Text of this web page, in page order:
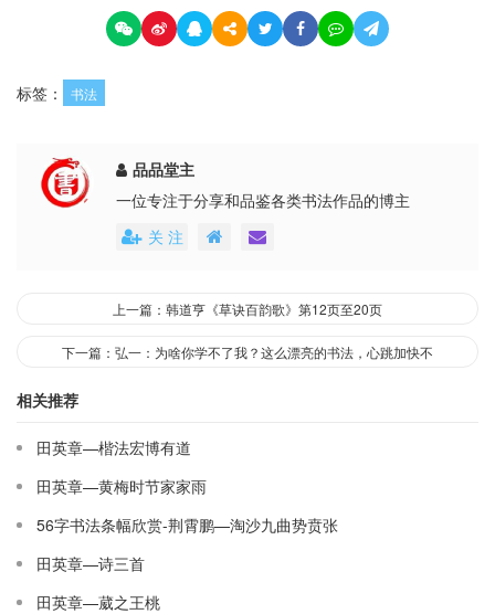
标签： 书法
品品堂主
一位专注于分享和品鉴各类书法作品的博主
关 注
上一篇：韩道亨《草诀百韵歌》第12页至20页
下一篇：弘一：为啥你学不了我？这么漂亮的书法，心跳加快不
相关推荐
田英章—楷法宏博有道
田英章—黄梅时节家家雨
56字书法条幅欣赏-荆霄鹏—淘沙九曲势贲张
田英章—诗三首
田英章—葳之王桃